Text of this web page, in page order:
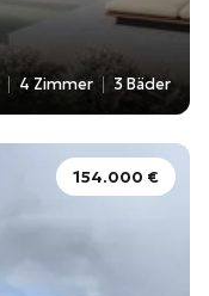
4 Zimmer 3 Bäder
154.000 €